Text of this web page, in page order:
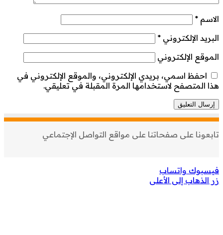
الاسم *
البريد الإلكتروني *
الموقع الإلكتروني
احفظ اسمي، بريدي الإلكتروني، والموقع الإلكتروني في
هذا المتصفح لاستخدامها المرة المقبلة في تعليقي.
تابعونا على صفحاتنا على مواقع التواصل الإجتماعي
فيسبوك واتساب
زر الذهاب إلى الأعلى